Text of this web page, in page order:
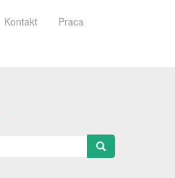
Kontakt Praca